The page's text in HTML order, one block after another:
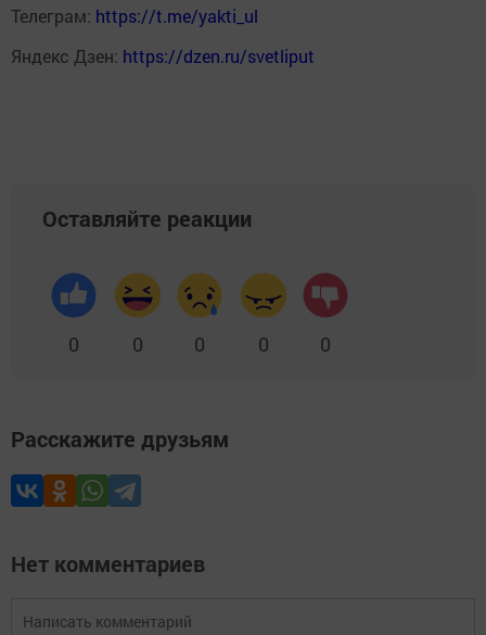
Телеграм: https://t.me/yakti_ul
Яндекс Дзен: https://dzen.ru/svetliput
Оставляйте реакции
0 0 0 0 0
Расскажите друзьям
Нет комментариев